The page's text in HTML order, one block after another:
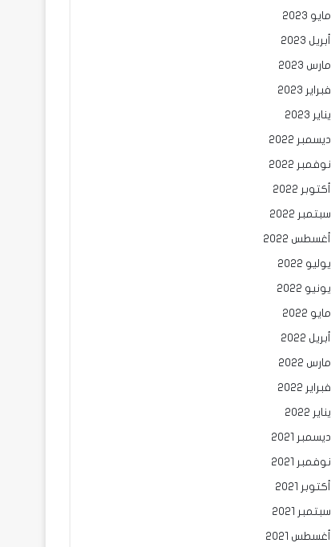
مايو 2023
أبريل 2023
مارس 2023
فبراير 2023
يناير 2023
ديسمبر 2022
نوفمبر 2022
أكتوبر 2022
سبتمبر 2022
أغسطس 2022
يوليو 2022
يونيو 2022
مايو 2022
أبريل 2022
مارس 2022
فبراير 2022
يناير 2022
ديسمبر 2021
نوفمبر 2021
أكتوبر 2021
سبتمبر 2021
أغسطس 2021